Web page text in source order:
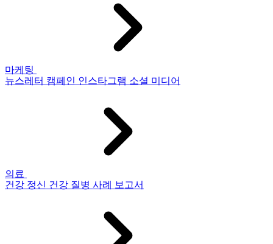
마케팅
뉴스레터 캠페인 인스타그램 소셜 미디어
의료
건강 정신 건강 질병 사례 보고서